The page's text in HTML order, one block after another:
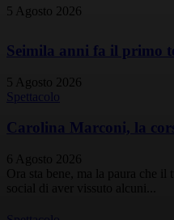
5 Agosto 2026
Seimila anni fa il primo
5 Agosto 2026
Spettacolo
Carolina Marconi, la
6 Agosto 2026
Ora sta bene, ma la paura che il